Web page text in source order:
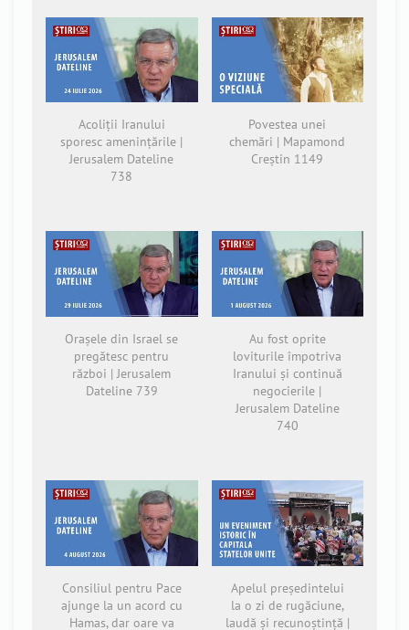
Acoliții Iranului
sporesc amenințările |
Jerusalem Dateline
738
Povestea unei
chemări | Mapamond
Creștin 1149
Orașele din Israel se
pregătesc pentru
război | Jerusalem
Dateline 739
Au fost oprite
loviturile împotriva
Iranului și continuă
negocierile |
Jerusalem Dateline
740
Consiliul pentru Pace
ajunge la un acord cu
Hamas, dar oare va
Apelul președintelui
la o zi de rugăciune,
laudă și recunoștință |